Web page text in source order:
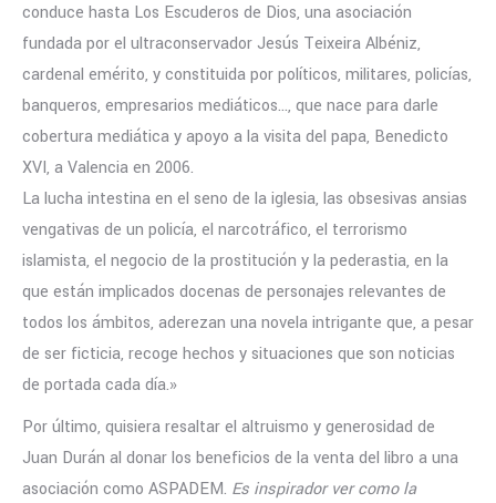
conduce hasta Los Escuderos de Dios, una asociación
fundada por el ultraconservador Jesús Teixeira Albéniz,
cardenal emérito, y constituida por políticos, militares, policías,
banqueros, empresarios mediáticos…, que nace para darle
cobertura mediática y apoyo a la visita del papa, Benedicto
XVI, a Valencia en 2006.
La lucha intestina en el seno de la iglesia, las obsesivas ansias
vengativas de un policía, el narcotráfico, el terrorismo
islamista, el negocio de la prostitución y la pederastia, en la
que están implicados docenas de personajes relevantes de
todos los ámbitos, aderezan una novela intrigante que, a pesar
de ser ficticia, recoge hechos y situaciones que son noticias
de portada cada día.»
Por último, quisiera resaltar el altruismo y generosidad de
Juan Durán al donar los beneficios de la venta del libro a una
asociación como ASPADEM. Es inspirador ver como la